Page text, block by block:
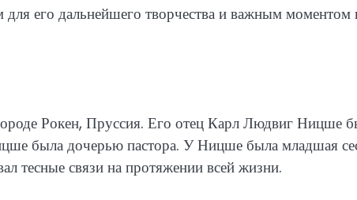
его дальнейшего творчества и важным моментом
Рокен, Пруссия. Его отец Карл Людвиг Ницше
была дочерью пастора. У Ницше была младшая
тесные связи на протяжении всей жизни.